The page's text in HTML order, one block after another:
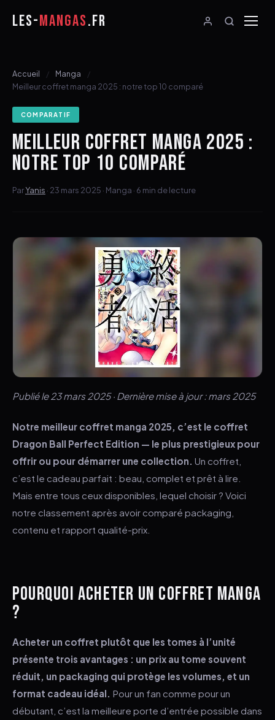
LES-MANGAS.FR
Accueil
Manga
Meilleur coffret manga 2025 : notre top 10 comparé
COMPARATIF
MEILLEUR COFFRET MANGA 2025 :
NOTRE TOP 10 COMPARÉ
ParYanis · 23 mars 2025 · Manga · 6 min de lecture
Publié le 23 mars 2025 · Dernière mise à jour : mars 2025
Notre meilleur coffret manga 2025, c’est le coffret
Dragon Ball Perfect Edition — le plus prestigieux pour
offrir ou pour démarrer une collection. Un coffret,
c’est le cadeau parfait : beau, complet et prêt à lire.
Mais entre tous ceux disponibles, lequel choisir ? Voici
notre classement après avoir comparé packaging,
contenu et rapport qualité-prix.
POURQUOI ACHETER UN COFFRET MANGA
?
Acheter un coffret plutôt que les tomes à l’unité
présente trois avantages : un prix au tome souvent
réduit, un packaging qui protège les volumes, et un
format cadeau idéal. Pour un fan comme pour un
débutant, c’est la meilleure porte d’entrée possible dans